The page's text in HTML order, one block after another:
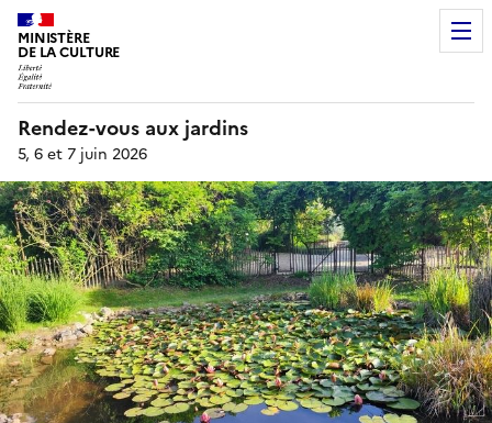
MINISTÈRE
DE LA CULTURE
Rendez-vous aux jardins
5, 6 et 7 juin 2026